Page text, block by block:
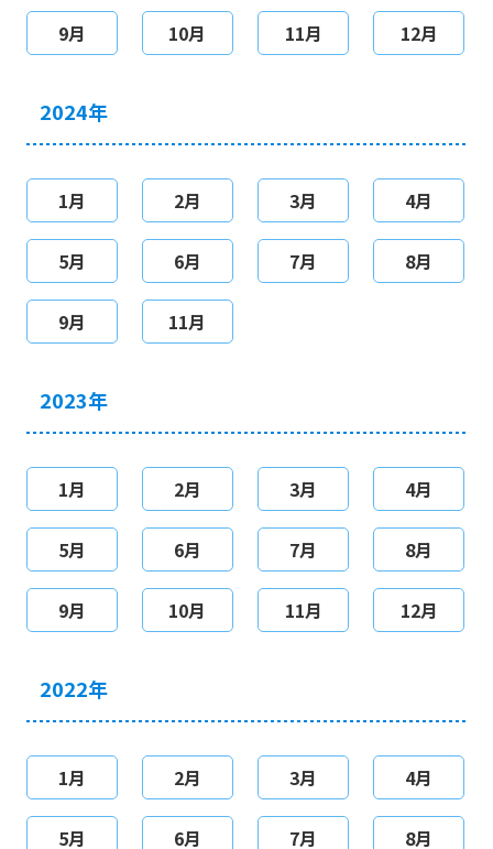
9月 10月 11月 12月
2024年
1月 2月 3月 4月
5月 6月 7月 8月
9月 11月
2023年
1月 2月 3月 4月
5月 6月 7月 8月
9月 10月 11月 12月
2022年
1月 2月 3月 4月
5月 6月 7月 8月